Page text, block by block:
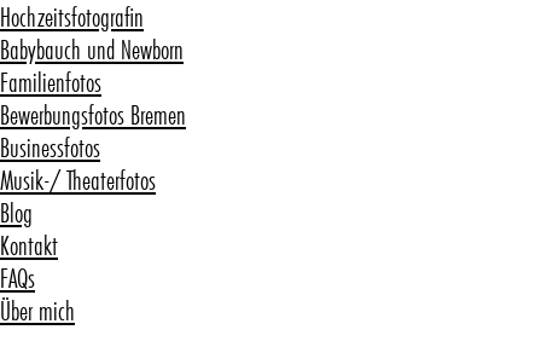
Hochzeitsfotografin
Babybauch und Newborn
Familienfotos
Bewerbungsfotos Bremen
Businessfotos
Musik-/ Theaterfotos
Blog
Kontakt
FAQs
Über mich